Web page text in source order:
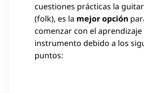
cuestiones prácticas la
(folk), es la mejor opción
comenzar con el aprendizaje
instrumento debido a los
puntos: